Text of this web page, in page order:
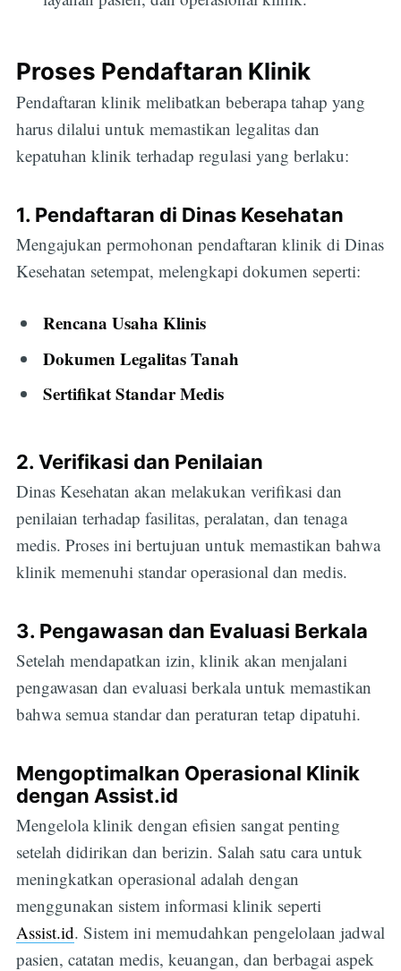
Proses Pendaftaran Klinik
Pendaftaran klinik melibatkan beberapa tahap yang
harus dilalui untuk memastikan legalitas dan
kepatuhan klinik terhadap regulasi yang berlaku:
1. Pendaftaran di Dinas Kesehatan
Mengajukan permohonan pendaftaran klinik di Dinas
Kesehatan setempat, melengkapi dokumen seperti:
Rencana Usaha Klinis
Dokumen Legalitas Tanah
Sertifikat Standar Medis
2. Verifikasi dan Penilaian
Dinas Kesehatan akan melakukan verifikasi dan
penilaian terhadap fasilitas, peralatan, dan tenaga
medis. Proses ini bertujuan untuk memastikan bahwa
klinik memenuhi standar operasional dan medis.
3. Pengawasan dan Evaluasi Berkala
Setelah mendapatkan izin, klinik akan menjalani
pengawasan dan evaluasi berkala untuk memastikan
bahwa semua standar dan peraturan tetap dipatuhi.
Mengoptimalkan Operasional Klinik
dengan Assist.id
Mengelola klinik dengan efisien sangat penting
setelah didirikan dan berizin. Salah satu cara untuk
meningkatkan operasional adalah dengan
menggunakan sistem informasi klinik seperti
Assist.id. Sistem ini memudahkan pengelolaan jadwal
pasien, catatan medis, keuangan, dan berbagai aspek